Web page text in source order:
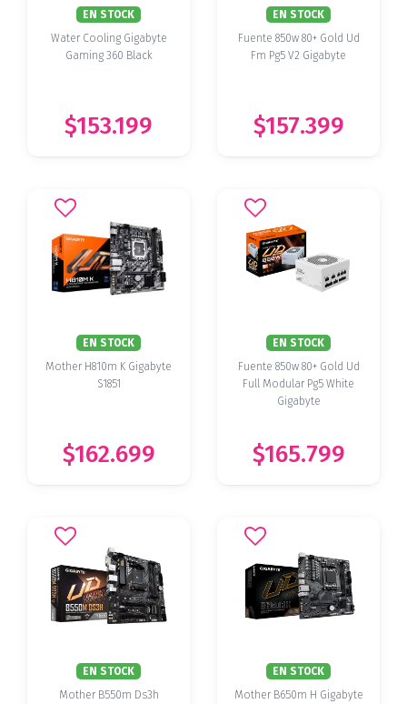
EN STOCK
Water Cooling Gigabyte
Gaming 360 Black
$153.199
EN STOCK
Fuente 850w 80+ Gold Ud
Fm Pg5 V2 Gigabyte
$157.399
EN STOCK
Mother H810m K Gigabyte
S1851
$162.699
EN STOCK
Fuente 850w 80+ Gold Ud
Full Modular Pg5 White
Gigabyte
$165.799
EN STOCK
Mother B550m Ds3h
EN STOCK
Mother B650m H Gigabyte